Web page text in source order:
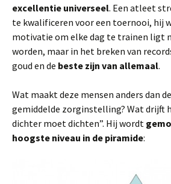
excellentie universeel. Een atleet
te kwalificeren voor een toernooi, hij
motivatie om elke dag te trainen ligt
worden, maar in het breken van
goud en de beste zijn van allemaal.
Wat maakt deze mensen anders dan de
gemiddelde zorginstelling? Wat drijft
dichter moet dichten”. Hij wordt
hoogste niveau in de piramide: